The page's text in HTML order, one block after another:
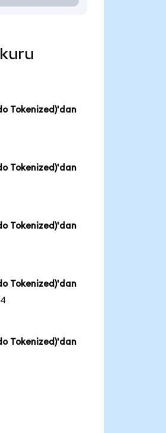
Tokenized)'dan
Tokenized)'dan
Tokenized)'dan
Tokenized)'dan
Tokenized)'dan